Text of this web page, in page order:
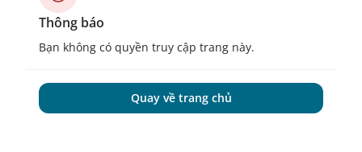
Thông báo
Bạn không có quyền truy cập trang này.
Quay về trang chủ